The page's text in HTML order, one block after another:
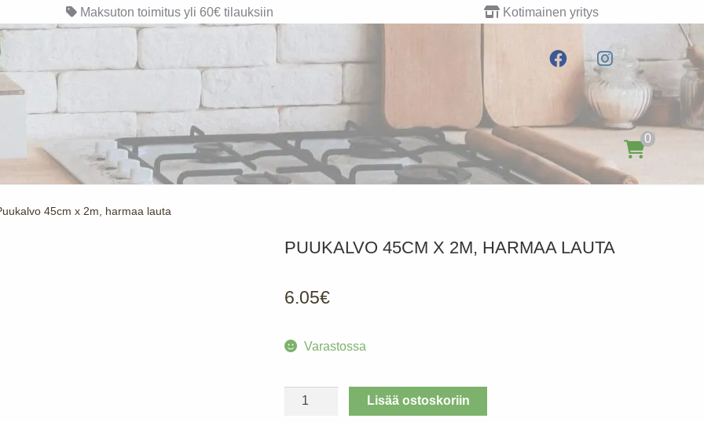
Maksuton toimitus yli 60€ tilauksiin Kotimainen yritys
0
45cm x 2m, harmaa lauta
PUUKALVO 45CM X 2M, HARMAA LAUTA
6.05€
Varastossa
Puukalvo
Lisää ostoskoriin